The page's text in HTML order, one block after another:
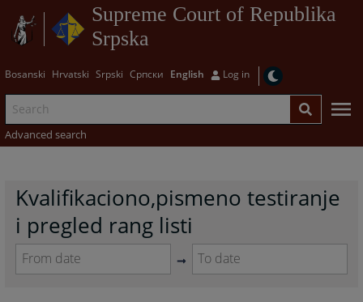
Supreme Court of Republika
Srpska
Bosanski Hrvatski Srpski Српски English Log in
Advanced search
Kvalifikaciono,pismeno testiranje
i pregled rang listi